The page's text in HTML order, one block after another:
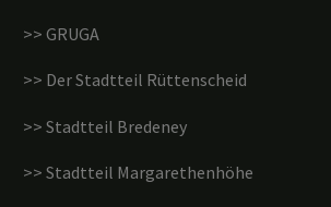
>> GRUGA
>> Der Stadtteil Rüttenscheid
>> Stadtteil Bredeney
>> Stadtteil Margarethenhöhe